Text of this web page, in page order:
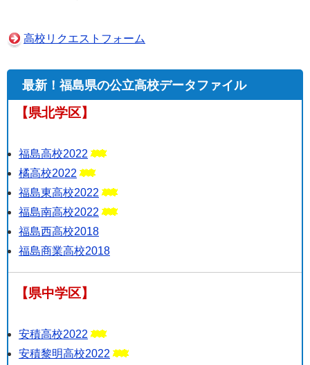
高校リクエストフォーム
最新！福島県の公立高校データファイル
【県北学区】
福島高校2022
橘高校2022
福島東高校2022
福島南高校2022
福島西高校2018
福島商業高校2018
【県中学区】
安積高校2022
安積黎明高校2022